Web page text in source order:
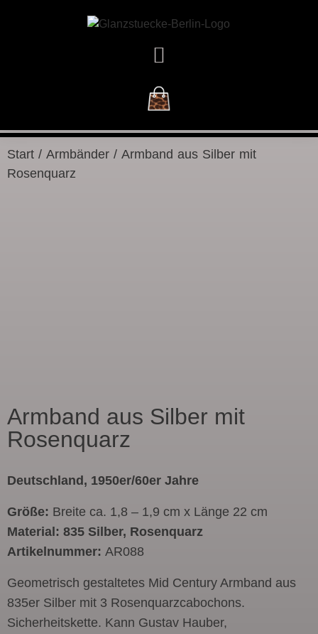
Start / Armbänder / Armband aus Silber mit
Rosenquarz
Armband aus Silber mit
Rosenquarz
Deutschland, 1950er/60er Jahre
Größe: Breite ca. 1,8 – 1,9 cm x Länge 22 cm
Material: 835 Silber, Rosenquarz
Artikelnummer: AR088
Geometrisch gestaltetes Mid Century Armband aus
835er Silber mit 3 Rosenquarzcabochons.
Sicherheitskette. Kann Gustav Hauber,